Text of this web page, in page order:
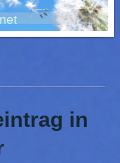
in